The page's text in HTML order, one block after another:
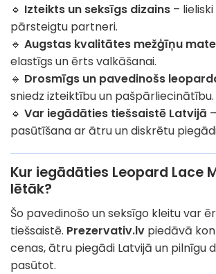
🔹 Izteikts un seksīgs dizains –
pārsteigtu partneri.
🔹 Augstas kvalitātes mežģīņu
elastīgs un ērts valkāšanai.
🔹 Drosmīgs un pavedinošs
sniedz izteiktību un pašpārliecinātību.
🔹 Var iegādāties tiešsaistē Latvijā
pasūtīšana ar ātru un diskrētu
Kur iegādāties Leopard Lace
lētāk?
Šo pavedinošo un seksīgo kleitu var
tiešsaistē. Prezervativ.lv piedāvā
cenas, ātru piegādi Latvijā un pilnīgu
pasūtot.